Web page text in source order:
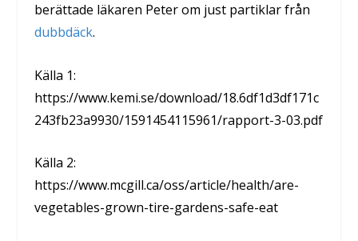
berättade läkaren Peter om just partiklar från
dubbdäck.
Källa 1:
https://www.kemi.se/download/18.6df1d3df171c
243fb23a9930/1591454115961/rapport-3-03.pdf
Källa 2:
https://www.mcgill.ca/oss/article/health/are-
vegetables-grown-tire-gardens-safe-eat